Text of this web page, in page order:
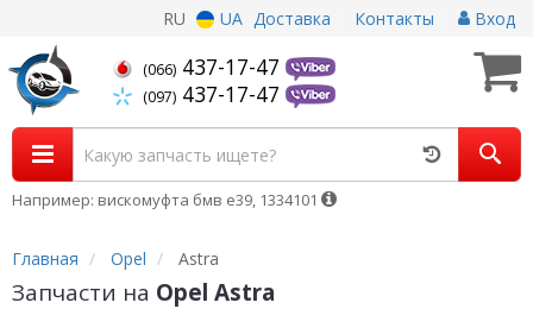
RU UA Доставка Контакты Вход
(066) 437-17-47
(097) 437-17-47
Например: вискомуфта бмв е39, 1334101
Главная Opel Astra
Запчасти на Opel Astra